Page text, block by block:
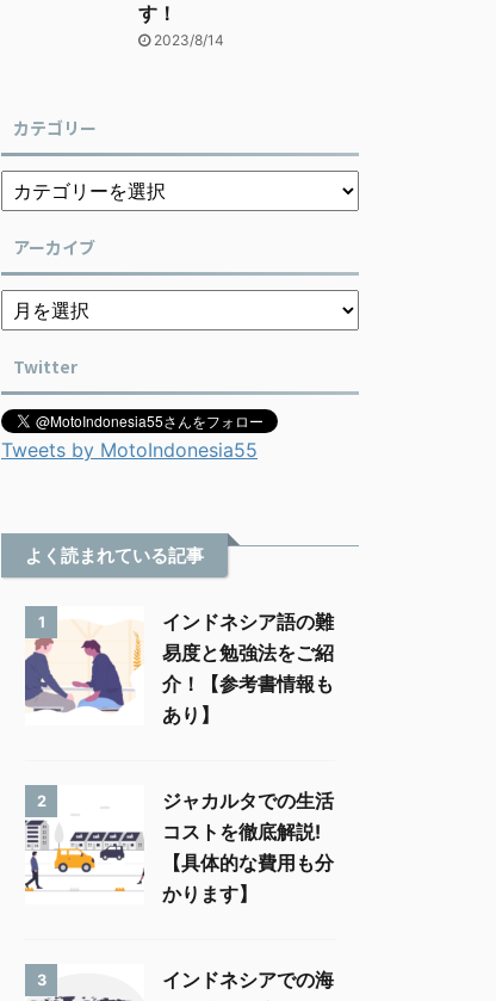
す！
2023/8/14
カテゴリー
アーカイブ
Twitter
Tweets by MotoIndonesia55
よく読まれている記事
1
インドネシア語の難
易度と勉強法をご紹
介！【参考書情報も
あり】
2
ジャカルタでの生活
コストを徹底解説!
【具体的な費用も分
かります】
3
インドネシアでの海